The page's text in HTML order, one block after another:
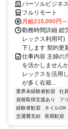
パーソルビジネ
フルリモート
月給210,000円
勤務時間詳細 総
レックス利用可
下します 契約更
仕事内容 主婦の
を活かしません
レックスを活用
が多く在籍...
業界未経験者歓迎 社
資格取得支援あり
フ
経験者歓迎
ネイルOK
交通費支給
長期歓迎